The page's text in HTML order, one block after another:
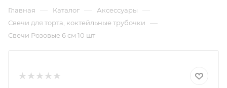
Главная — Каталог — Аксессуары —
Свечи для торта, коктейльные трубочки —
Свечи Розовые 6 см 10 шт